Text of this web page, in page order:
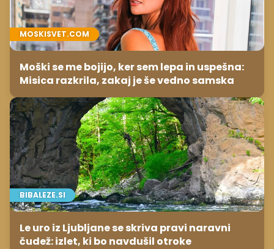
MOSKISVET.COM
Moški se me bojijo, ker sem lepa in uspešna:
Misica razkrila, zakaj je še vedno samska
BIBALEZE.SI
Le uro iz Ljubljane se skriva pravi naravni
čudež: izlet, ki bo navdušil otroke